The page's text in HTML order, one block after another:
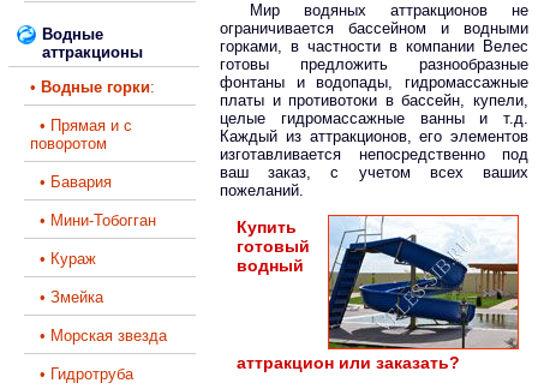
Водные
аттракционы
• Водные горки:
• Прямая и с
поворотом
• Бавария
• Мини-Тобогган
• Кураж
• Змейка
• Морская звезда
• Гидротруба
Мир водяных аттракционов не
ограничивается бассейном и водными
горками, в частности в компании Велес
готовы предложить разнообразные
фонтаны и водопады, гидромассажные
платы и противотоки в бассейн, купели,
целые гидромассажные ванны и т.д.
Каждый из аттракционов, его элементов
изготавливается непосредственно под
ваш заказ, с учетом всех ваших
пожеланий.
Купить
готовый
водный
аттракцион или заказать?